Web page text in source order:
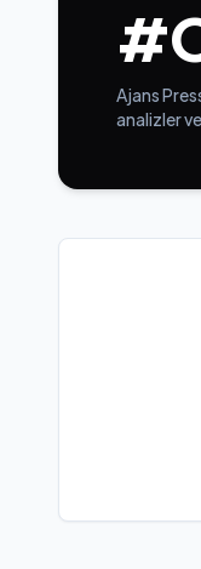
Ajans
analizler